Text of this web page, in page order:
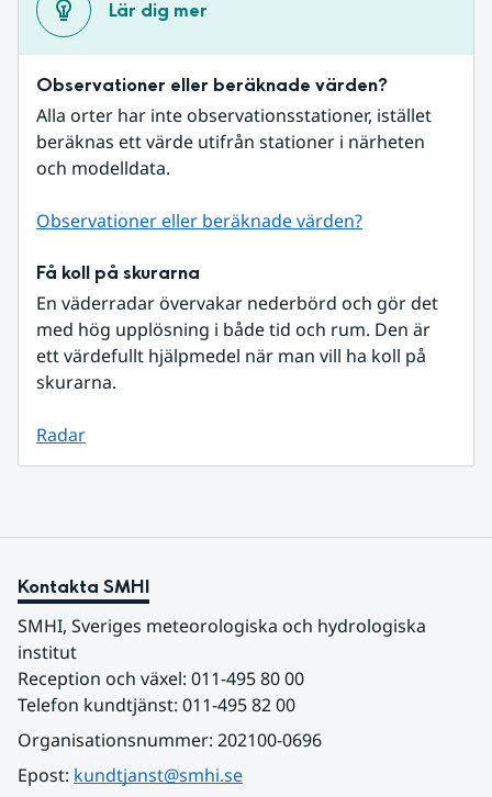
Lär dig mer
Observationer eller beräknade värden?
Alla orter har inte observationsstationer, istället
beräknas ett värde utifrån stationer i närheten
och modelldata.
Observationer eller beräknade värden?
Få koll på skurarna
En väderradar övervakar nederbörd och gör det
med hög upplösning i både tid och rum. Den är
ett värdefullt hjälpmedel när man vill ha koll på
skurarna.
Radar
Kontakta SMHI
SMHI, Sveriges meteorologiska och hydrologiska
institut
Reception och växel: 011-495 80 00
Telefon kundtjänst: 011-495 82 00
Organisationsnummer: 202100-0696
Epost: kundtjanst@smhi.se